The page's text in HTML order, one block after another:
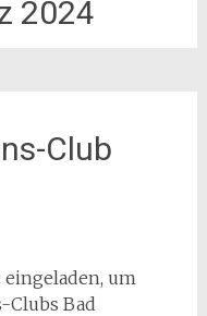
2024
Club
eingeladen, um
Clubs Bad